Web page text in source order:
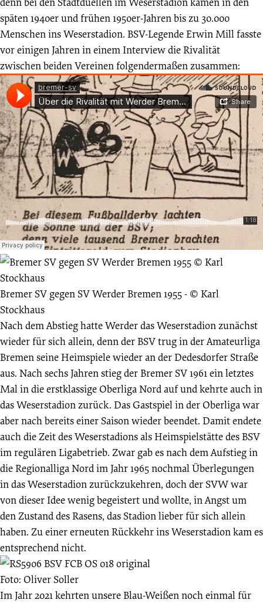
späten 1940er und frühen 1950er-Jahren bis zu 30.000
Menschen ins Weserstadion. BSV-Legende Erwin Mill fasste
vor einigen Jahren in einem Interview die Rivalität
zwischen beiden Vereinen folgendermaßen zusammen:
Bremer SV gegen SV Werder Bremen 1955- © Karl
Stockhaus
Nach dem Abstieg hatte Werder das Weserstadion zunächst
wieder für sich allein, denn der BSV trug in der Amateurliga
Bremen seine Heimspiele wieder an der Dedesdorfer Straße
aus. Nach sechs Jahren stieg der Bremer SV 1961 ein letztes
Mal in die erstklassige Oberliga Nord auf und kehrte auch in
das Weserstadion zurück. Das Gastspiel in der Oberliga war
aber nach bereits einer Saison wieder beendet. Damit endete
auch die Zeit des Weserstadions als Heimspielstätte des BSV
im regulären Ligabetrieb. Zwar gab es nach dem Aufstieg in
die Regionalliga Nord im Jahr 1965 nochmal Überlegungen
in das Weserstadion zurückzukehren, doch der SVW war
von dieser Idee wenig begeistert und wollte, in Angst um
den Zustand des Rasens, das Stadion lieber für sich allein
haben. Zu einer erneuten Rückkehr ins Weserstadion kam es
entsprechend nicht.
Foto: Oliver Soller
Im Jahr 2021 kehrten unsere Blau-Weißen noch einmal für